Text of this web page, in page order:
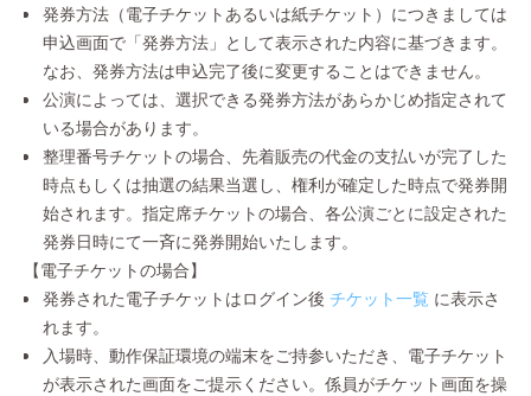
発券方法（電子チケットあるいは紙チケット）につきましては
申込画面で「発券方法」として表示された内容に基づきます。
なお、発券方法は申込完了後に変更することはできません。
公演によっては、選択できる発券方法があらかじめ指定されて
いる場合があります。
整理番号チケットの場合、先着販売の代金の支払いが完了した
時点もしくは抽選の結果当選し、権利が確定した時点で発券開
始されます。指定席チケットの場合、各公演ごとに設定された
発券日時にて一斉に発券開始いたします。
【電子チケットの場合】
発券された電子チケットはログイン後 チケット一覧 に表示さ
れます。
入場時、動作保証環境の端末をご持参いただき、電子チケット
が表示された画面をご提示ください。係員がチケット画面を操